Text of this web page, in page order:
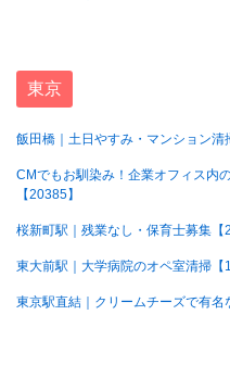
東京
飯田橋｜土日やすみ・マンション清
CMでもお馴染み！企業オフィス内
【20385】
桜新町駅｜残業なし・保育士募集【
東大前駅｜大学病院のオペ室清掃【
東京駅直結｜クリームチーズで有名